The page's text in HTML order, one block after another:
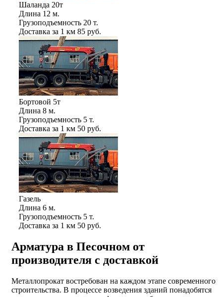
Шаланда 20т
Длина 12 м.
Грузоподъемность 20 т.
Доставка за 1 км 85 руб.
Бортовой 5т
Длина 8 м.
Грузоподъемность 5 т.
Доставка за 1 км 50 руб.
Газель
Длина 6 м.
Грузоподъемность 5 т.
Доставка за 1 км 50 руб.
Арматура в Песочном от
производителя с доставкой
Металлопрокат востребован на каждом этапе современного
строительства. В процессе возведения зданий понадобятся